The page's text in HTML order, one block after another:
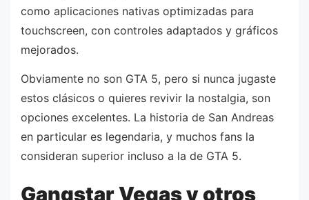
como aplicaciones nativas optimizadas para
touchscreen, con controles adaptados y gráficos
mejorados.
Obviamente no son GTA 5, pero si nunca jugaste
estos clásicos o quieres revivir la nostalgia, son
opciones excelentes. La historia de San Andreas
en particular es legendaria, y muchos fans la
consideran superior incluso a la de GTA 5.
Gangstar Vegas y otros